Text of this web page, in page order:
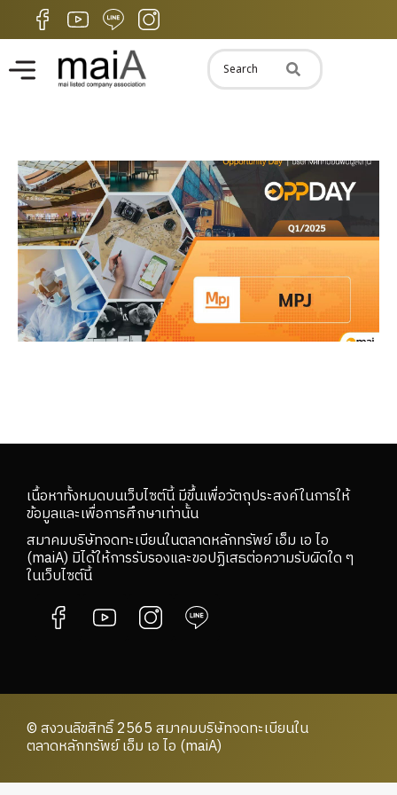
เนื้อหาทั้งหมดบนเว็บไซต์นี้ มีขึ้นเพื่อวัตถุประสงค์ในการให้
ข้อมูลและเพื่อการศึกษาเท่านั้น
สมาคมบริษัทจดทะเบียนในตลาดหลักทรัพย์ เอ็ม เอ ไอ
(maiA) มิได้ให้การรับรองและขอปฏิเสธต่อความรับผิดใด ๆ
ในเว็บไซต์นี้
© สงวนลิขสิทธิ์ 2565 สมาคมบริษัทจดทะเบียนใน
ตลาดหลักทรัพย์ เอ็ม เอ ไอ (maiA)